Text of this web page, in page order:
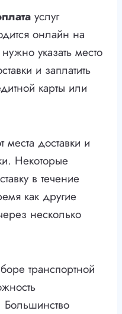
услуг
онлайн на
указать место
и заплатить
карты или
места доставки и
Некоторые
в течение
как другие
несколько
транспортной
Большинство